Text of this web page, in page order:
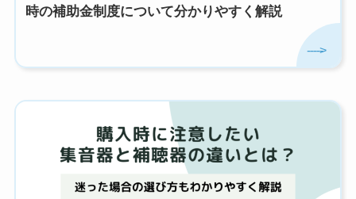
時の補助金制度について分かりやすく解説